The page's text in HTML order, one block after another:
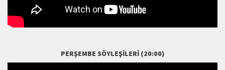
PERŞEMBE SÖYLEŞILERI (20:00)